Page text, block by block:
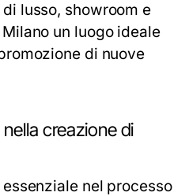
lusso, showroom e
un luogo ideale
di nuove
creazione di
nel processo